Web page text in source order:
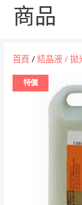
商品
首頁/ 結晶液 / 拋
特價